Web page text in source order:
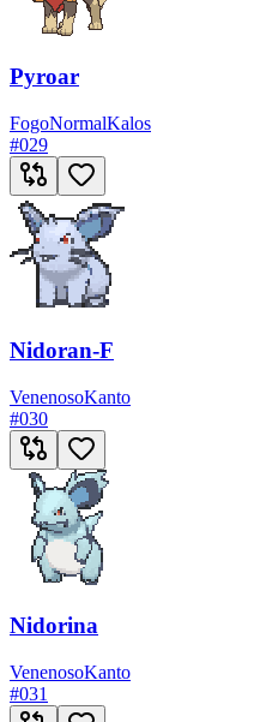
Pyroar
FogoNormalKalos
#029
Nidoran-F
VenenosoKanto
#030
Nidorina
VenenosoKanto
#031